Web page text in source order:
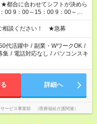
00 9：00～15：00 9：00～
できません ※法令に基づき、
により、短時間・短期間の就
ます
相談ください！ ★急募
代活躍中 / 副業・WワークOK /
集 / 電話対応なし / パソコンスキ
詳細へ
ービス事業部 （医療福祉介護関連）